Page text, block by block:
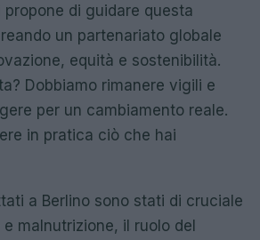
propone di guidare questa
un partenariato globale
equità e sostenibilità.
Dobbiamo rimanere vigili e
per un cambiamento reale.
in pratica ciò che hai
a Berlino sono stati di cruciale
malnutrizione, il ruolo del